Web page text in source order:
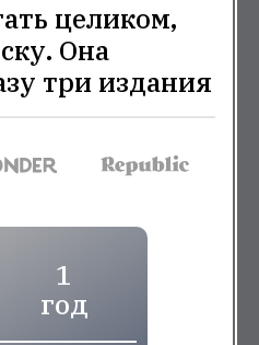
целиком,
Она
три издания
1
год